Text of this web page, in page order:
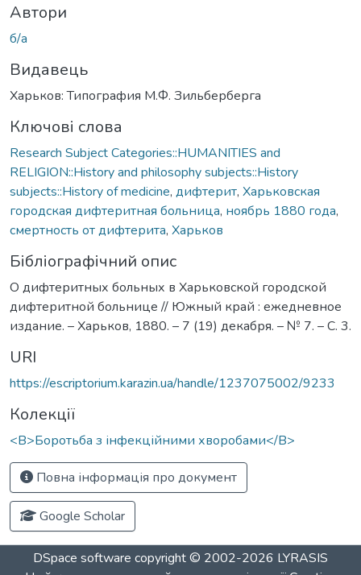
Автори
б/а
Видавець
Харьков: Типография М.Ф. Зильберберга
Ключові слова
Research Subject Categories::HUMANITIES and
RELIGION::History and philosophy subjects::History
subjects::History of medicine, дифтерит, Харьковская
городская дифтеритная больница, ноябрь 1880 года,
смертность от дифтерита, Харьков
Бібліографічний опис
О дифтеритных больных в Харьковской городской
дифтеритной больнице // Южный край : ежедневное
издание. – Харьков, 1880. – 7 (19) декабря. – № 7. – С. 3.
URI
https://escriptorium.karazin.ua/handle/1237075002/9233
Колекції
<B>Боротьба з інфекційними хворобами</B>
Повна інформація про документ
Google Scholar
DSpace software copyright © 2002-2026 LYRASIS